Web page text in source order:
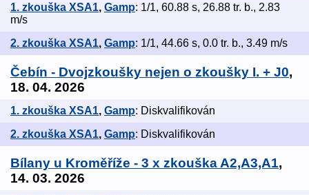
1. zkouška XSA1, Gamp: 1/1, 60.88 s, 26.88 tr. b., 2.83
m/s
2. zkouška XSA1, Gamp: 1/1, 44.66 s, 0.0 tr. b., 3.49 m/s
Čebín - Dvojzkoušky nejen o zkoušky I. + J0,
18. 04. 2026
1. zkouška XSA1, Gamp: Diskvalifikován
2. zkouška XSA1, Gamp: Diskvalifikován
Bílany u Kroměříže - 3 x zkouška A2,A3,A1,
14. 03. 2026